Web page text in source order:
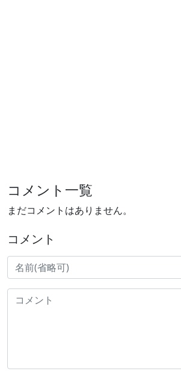
コメント一覧
まだコメントはありません。
コメント